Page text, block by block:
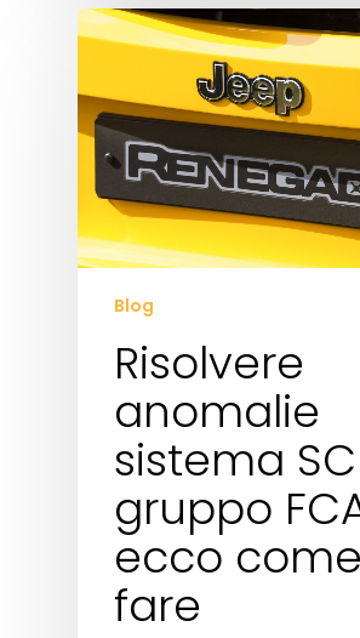
Blog
Risolvere
anomalie
sistema
gruppo
ecco come
fare